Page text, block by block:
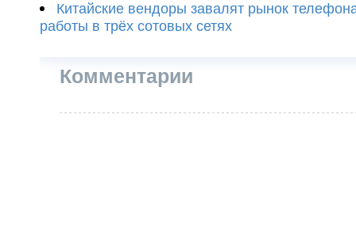
Китайские вендоры завалят рынок
работы в трёх сотовых сетях
Комментарии